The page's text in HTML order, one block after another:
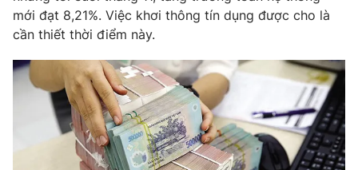
Thị trường 24h Tấm lòng Việt
VTV4 Vươn mình bằng AI
VTV9 VTV8
Liên hệ tòa soạn English
mới đạt 8,21%. Việc khơi thông tín dụng được cho là
cần thiết thời điểm này.